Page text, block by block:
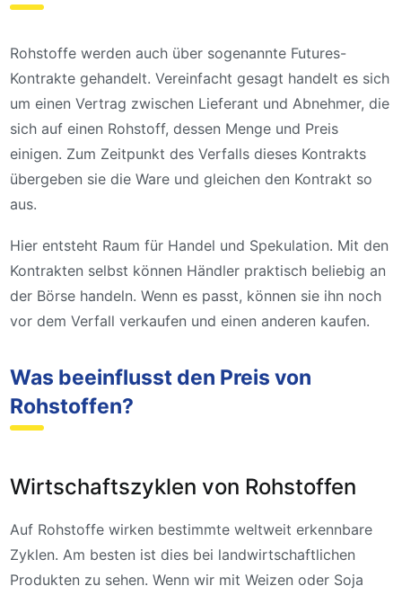
Rohstoffe werden auch über sogenannte Futures-
Kontrakte gehandelt. Vereinfacht gesagt handelt es sich
um einen Vertrag zwischen Lieferant und Abnehmer, die
sich auf einen Rohstoff, dessen Menge und Preis
einigen. Zum Zeitpunkt des Verfalls dieses Kontrakts
übergeben sie die Ware und gleichen den Kontrakt so
aus.
Hier entsteht Raum für Handel und Spekulation. Mit den
Kontrakten selbst können Händler praktisch beliebig an
der Börse handeln. Wenn es passt, können sie ihn noch
vor dem Verfall verkaufen und einen anderen kaufen.
Was beeinflusst den Preis von
Rohstoffen?
Wirtschaftszyklen von Rohstoffen
Auf Rohstoffe wirken bestimmte weltweit erkennbare
Zyklen. Am besten ist dies bei landwirtschaftlichen
Produkten zu sehen. Wenn wir mit Weizen oder Soja